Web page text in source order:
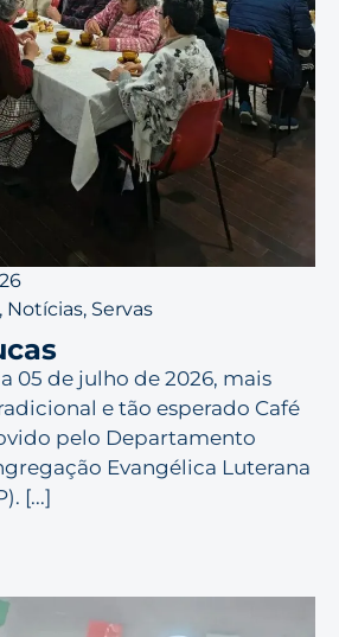
, Notícias, Servas
05 de julho de 2026, mais
e tão esperado Café
pelo Departamento
Evangélica Luterana
[...]